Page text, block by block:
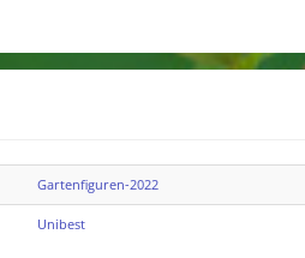
Gartenfiguren-2022
Unibest